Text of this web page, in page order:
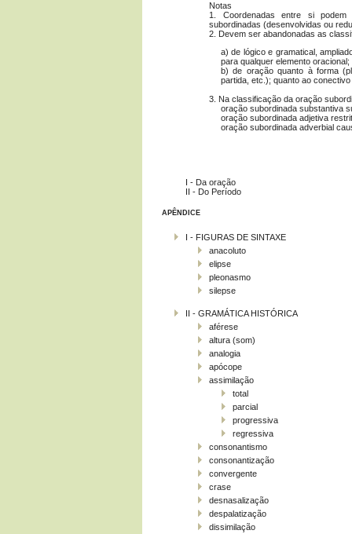
Notas
1. Coordenadas entre si podem
subordinadas (desenvolvidas ou
2. Devem ser abandonadas as
a) de lógico e gramatical,
para qualquer elemento oracional;
b) de oração quanto à forma
partida, etc.); quanto ao
3. Na classificação da oração
oração subordinada substantiva
oração subordinada adjetiva
oração subordinada adverbial
I - Da oração
II - Do Período
APÊNDICE
I - FIGURAS DE SINTAXE
anacoluto
elipse
pleonasmo
silepse
II - GRAMÁTICA HISTÓRICA
aférese
altura (som)
analogia
apócope
assimilação
total
parcial
progressiva
regressiva
consonantismo
consonantização
convergente
crase
desnasalização
despalatização
dissimilação